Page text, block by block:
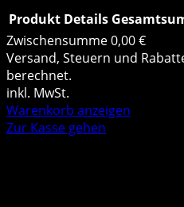
r
S
i
t
e
Produkte
im
Warenkorb
Produkt Details
Zwischensumme0,00 €
Versand, Steuern und
berechnet.
inkl. MwSt.
Warenkorb anzeigen
Zur Kasse gehen